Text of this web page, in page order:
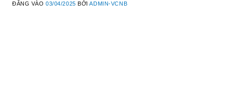
ĐĂNG VÀO03/04/2025 BỞIADMIN-VCNB